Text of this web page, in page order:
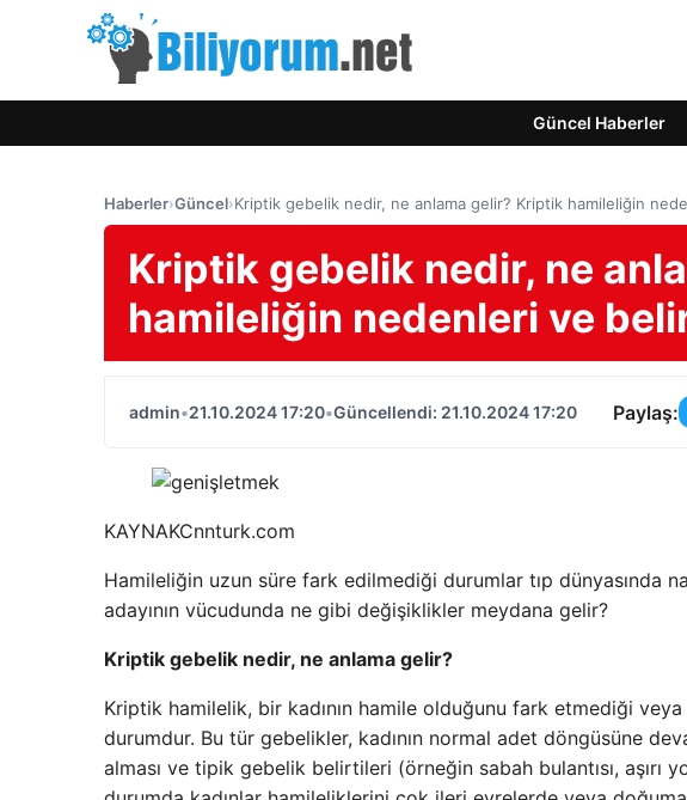
Güncel Haberler
Haberler›Güncel›Kriptik gebelik nedir, ne anlama gelir? Kriptik hamileliğin
Kriptik gebelik nedir, ne
hamileliğin nedenleri ve
admin•21.10.2024 17:20•Güncellendi: 21.10.2024 17:20 Paylaş:
KAYNAKCnnturk.com
Hamileliğin uzun süre fark edilmediği durumlar tıp dünyasında
adayının vücudunda ne gibi değişiklikler meydana gelir?
Kriptik gebelik nedir, ne anlama gelir?
Kriptik hamilelik, bir kadının hamile olduğunu fark etmediği
durumdur. Bu tür gebelikler, kadının normal adet döngüsüne
alması ve tipik gebelik belirtileri (örneğin sabah bulantısı, aşırı